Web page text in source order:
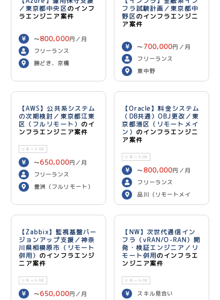
／東京都中央区のインフ
ラエンジニア案件
〜800,000円／月
フリーランス
勝どき、京橋
フラ試験計画／東京都中
野区のインフラエンジニ
ア案件
〜 700,000円／月
フリーランス
東中野
【AWS】公共系システム
の次期検討／東京都江東
区（フルリモート） のイ
ンフラエンジニア案件
リモートOK
〜650,000円／月
フリーランス
豊洲（フルリモート）
【Oracle】料金システム
（DB共通）OBJ更改／東
京都港区（リモートメイ
ン） のインフラエンジニ
ア案件
リモートOK
〜 800,000円／月
フリーランス
品川（リモートメイ
ン）
【Zabbix】監視基盤バー
ジョンアップ支援／神奈
川県相模原市（リモート
併用） のインフラエンジ
ニア案件
リモートOK
〜650,000円／月
【NW】次世代通信イン
フラ（vRAN/O-RAN）開
発・検証エンジニア／リ
モート併用のインフラエ
ンジニア案件
リモートOK
スキル見合い